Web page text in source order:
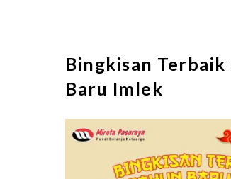
Bingkisan Terbaik
Baru Imlek